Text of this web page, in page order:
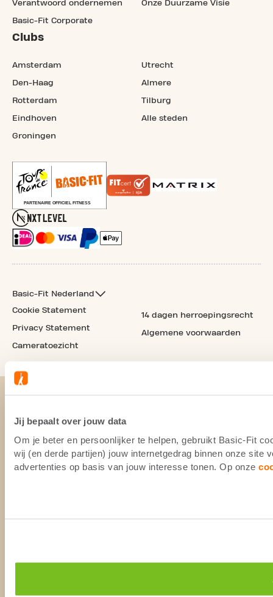
Jij bepaalt over jouw data
Om je beter en persoonlijker te helpen, gebruikt Basic-Fit
wij (en derde partijen) jouw internetgedrag binnen onze site
advertenties op basis van jouw interesse tonen. Op onze
Verantwoord ondernemen
Basic-Fit Corporate
Onze Duurzame Visie
Clubs
Amsterdam
Den-Haag
Rotterdam
Eindhoven
Groningen
Utrecht
Almere
Tilburg
Alle steden
Basic-Fit Nederland
Cookie Statement
Privacy Statement
Cameratoezicht
14 dagen herroepingsrecht
Algemene voorwaarden